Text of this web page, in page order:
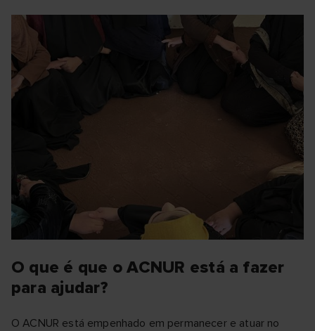
O que é que o ACNUR está a fazer
para ajudar?
O ACNUR está empenhado em permanecer e atuar no